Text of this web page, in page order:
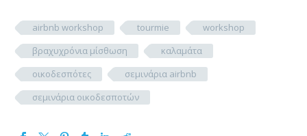
airbnb workshop tourmie
workshop
βραχυχρόνια μίσθωση
καλαμάτα
οικοδεσπότες
σεμινάρια airbnb
σεμινάρια οικοδεσποτών